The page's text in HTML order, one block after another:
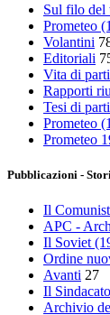
Sul filo del
Prometeo
Volantini
Editoriali
Vita di
Rapporti
Tesi di
Prometeo
Prometeo
Pubblicazioni -
Il
APC -
Il Soviet
Ordine
Avanti 27
Il
Archivio